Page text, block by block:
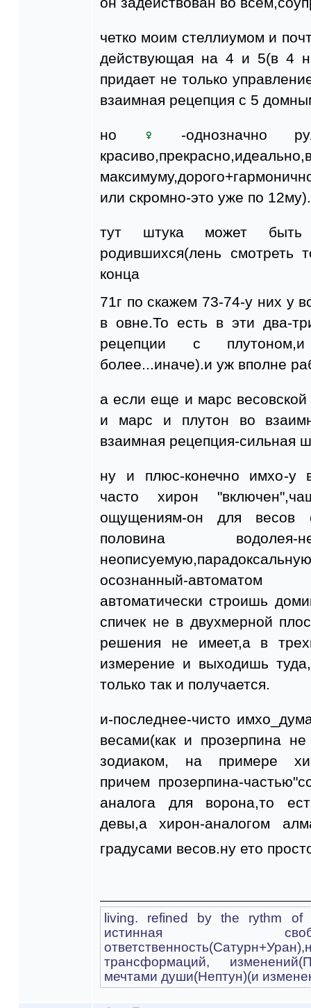
четко моим стеллиумом и
действующая на 4 и 5(в 4
придает не только
взаимная рецепция с 5
но
-однозначно
или скромно-это уже по
тут штука может
родившихся(лень смотреть
конца
71г по скажем 73-74-у них у
в овне.То есть в эти два-
рецепции с
более...иначе).и уж вполне
а если еще и марс
и марс и плутон во
взаимная рецепция-сильная
ну и плюс-конечно имхо-у
часто хирон
ощущениям-он для весов
половина водолея-
осознанный-
автоматически строишь
спичек не в двухмерной
решения не имеет,а в
измерение и выходишь
только так и получается.
и-последнее-чисто
весами(как и прозерпина
зодиаком, на примере
причем прозерпина-
аналога для ворона,то
девы,а хирон-аналогом
градусами весов.ну ето
living. refined by the rythm of
истинная
трансформаций,
мечтами души(Нептун)(и